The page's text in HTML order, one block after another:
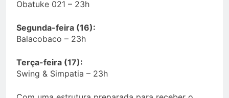
Obatuke 021 – 23h
Segunda-feira (16):
Balacobaco – 23h
Terça-feira (17):
Swing & Simpatia – 23h